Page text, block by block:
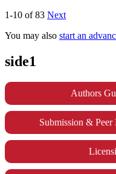
1-10 of 83 Next
You may also start an
side1
Authors
Submission & Peer